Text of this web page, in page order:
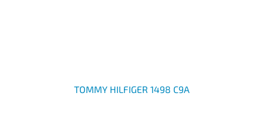
TOMMY HILFIGER 1498 C9A